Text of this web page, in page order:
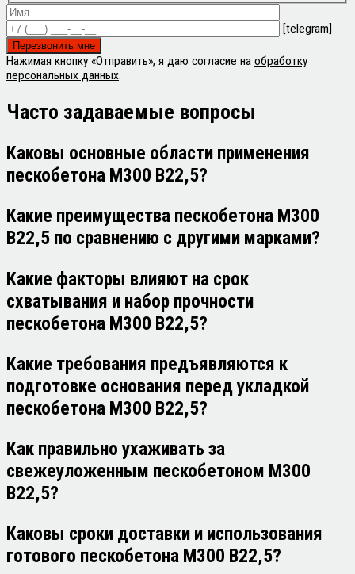
[telegram]
Нажимая кнопку «Отправить», я даю согласие на обработку
персональных данных.
Часто задаваемые вопросы
Каковы основные области применения
пескобетона М300 В22,5?
Какие преимущества пескобетона М300
В22,5 по сравнению с другими марками?
Какие факторы влияют на срок
схватывания и набор прочности
пескобетона М300 В22,5?
Какие требования предъявляются к
подготовке основания перед укладкой
пескобетона М300 В22,5?
Как правильно ухаживать за
свежеуложенным пескобетоном М300
В22,5?
Каковы сроки доставки и использования
готового пескобетона М300 В22,5?